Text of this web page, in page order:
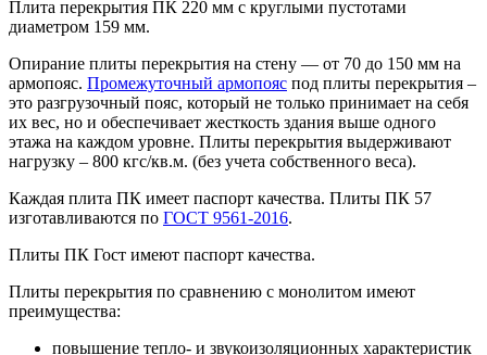
Плита перекрытия ПК 220 мм с круглыми пустотами
диаметром 159 мм.
Опирание плиты перекрытия на стену — от 70 до 150 мм на
армопояс. Промежуточный армопояс под плиты перекрытия –
это разгрузочный пояс, который не только принимает на себя
их вес, но и обеспечивает жесткость здания выше одного
этажа на каждом уровне. Плиты перекрытия выдерживают
нагрузку – 800 кгс/кв.м. (без учета собственного веса).
Каждая плита ПК имеет паспорт качества. Плиты ПК 57
изготавливаются по ГОСТ 9561-2016.
Плиты ПК Гост имеют паспорт качества.
Плиты перекрытия по сравнению с монолитом имеют
преимущества:
повышение тепло- и звукоизоляционных характеристик